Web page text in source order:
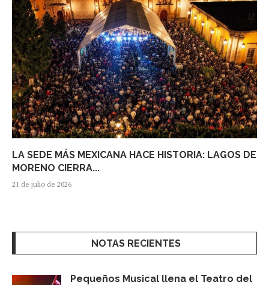
LA SEDE MÁS MEXICANA HACE HISTORIA: LAGOS DE
MORENO CIERRA...
21 de julio de 2026
NOTAS RECIENTES
Pequeños Musical llena el Teatro del